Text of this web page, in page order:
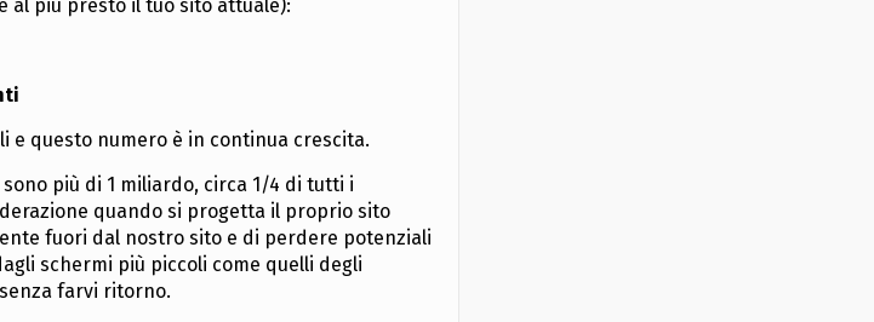
al più presto il tuo sito attuale):
e questo numero è in continua crescita.
più di 1 miliardo, circa 1/4 di tutti i
quando si progetta il proprio sito
fuori dal nostro sito e di perdere potenziali
schermi più piccoli come quelli degli
farvi ritorno.